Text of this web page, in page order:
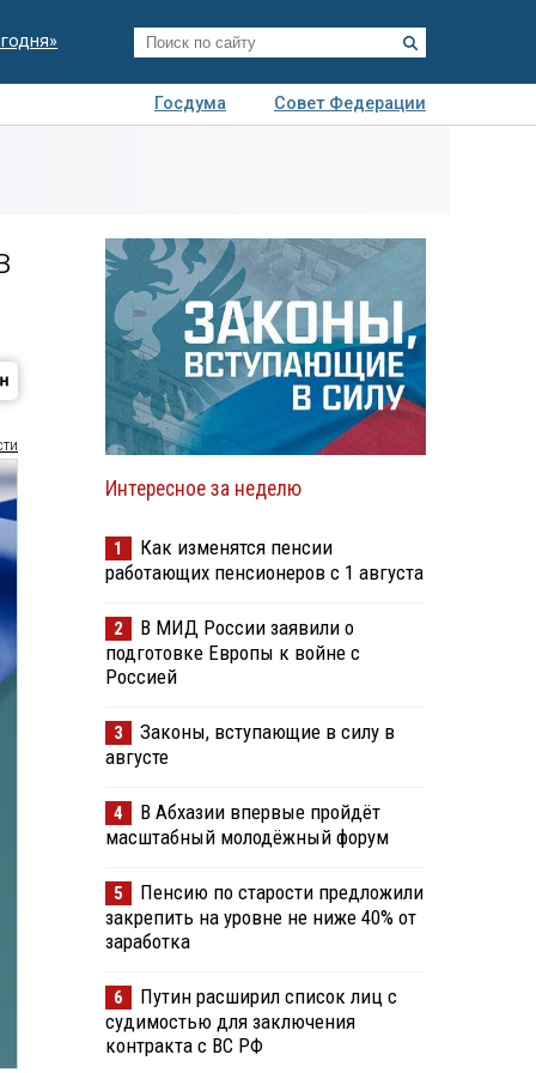
Госдума
Совет Федерации
Интересное за неделю
1
Как изменятся пенсии
работающих пенсионеров с 1 августа
2
В МИД России заявили о
подготовке Европы к войне с
Россией
3
Законы, вступающие в силу в
августе
4
В Абхазии впервые пройдёт
масштабный молодёжный форум
5
Пенсию по старости предложили
закрепить на уровне не ниже 40% от
заработка
6
Путин расширил список лиц с
судимостью для заключения
контракта с ВС РФ